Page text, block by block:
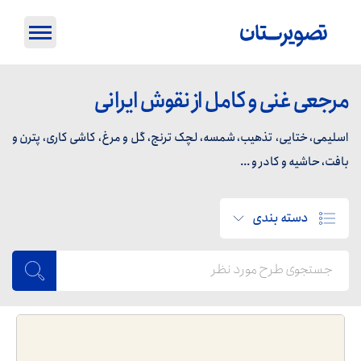
مرجعی غنی و کامل از نقوش ایرانی
اسلیمی، ختایی، تذهیب، شمسه، لچک ترنج، گل و مرغ، کاشی کاری، پترن و
بافت، حاشیه و کادر و ...
دسته بندی